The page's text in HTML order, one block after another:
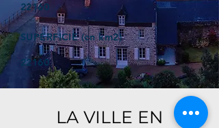
22160
SUPERFICIE (en km2)
22160
LA VILLE EN